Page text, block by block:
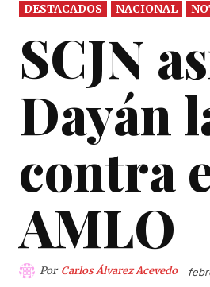
DESTACADOS NACIONAL
SCJN
Dayán
contra
AMLO
Por Carlos Álvarez Acevedo